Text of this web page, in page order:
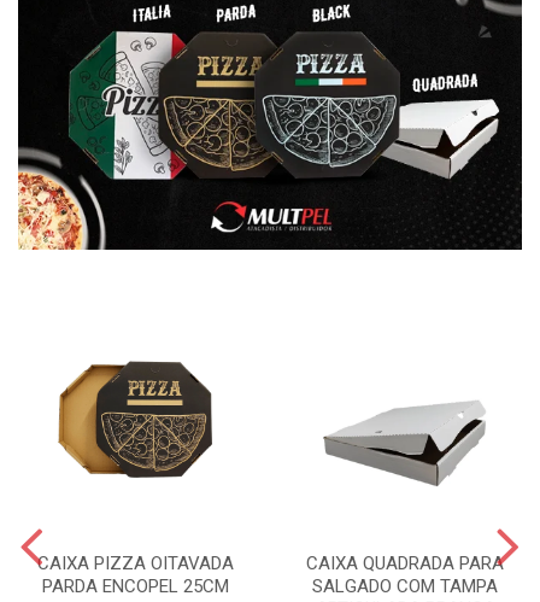
CAIXA PIZZA OITAVADA
PARDA ENCOPEL 25CM
CAIXA QUADRADA PARA
SALGADO COM TAMPA